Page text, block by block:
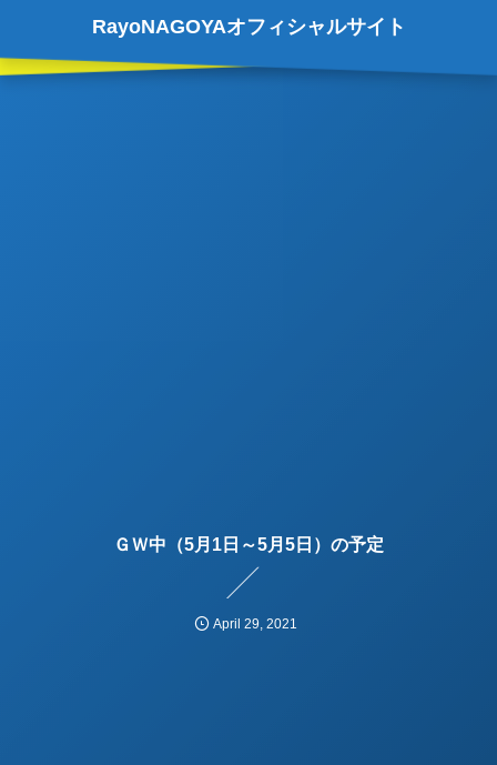
RayoNAGOYAオフィシャルサイト
ＧＷ中（5月1日～5月5日）の予定
April 29,2021